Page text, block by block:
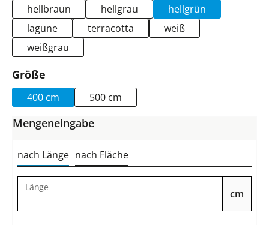
hellbraun
hellgrau
hellgrün
lagune
terracotta
weiß
weißgrau
Größe
400 cm 500 cm
Mengeneingabe
nach Länge nach Fläche
Länge
cm